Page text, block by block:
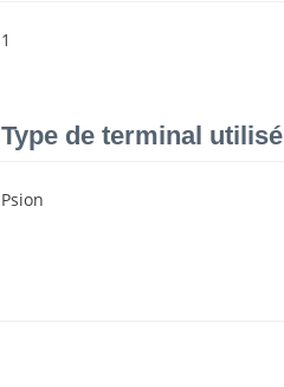
1
Type de terminal utilisé
Psion